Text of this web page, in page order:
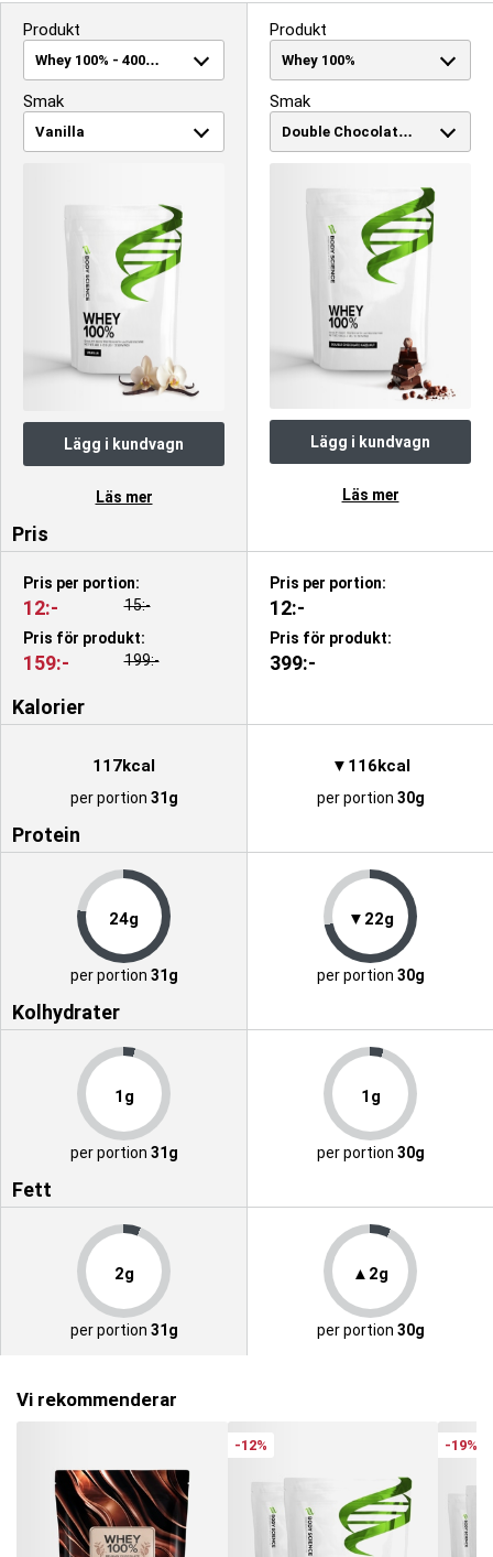
Vassleprotein delas upp i tre olika typer – koncentrat, isolat och
hydrolyserat vassleproteinisolat, mer känt som hydrolysat. Ett
vasslekoncentrat är den mest använda typen. Vasslekoncentrat erbjuder en
hög mängd protein till ett bra pris. Det är ett proteinpulver som passar
majoriteten.
Ett vassleisolat är en renare form av vassleprotein där råvaran har filtrerats i
fler steg och på så vis uppnått en högre proteinhalt och betydligt lägre halt
fett, kolhydrater och laktos. Det finare näringsvärdet återspeglas i priset och
används bland annat av atleter på högre nivå.
I ett hydrolysat har proteinets långa kedjor av aminosyror delvis brutits ner
till kortare och mer lättupptagliga kedjor av aminosyror. Tack vare att
proteinet har delats i mindre beståndsdelar får proteinpulvret ett extremt
snabbt upptag i kroppen och på så vis kan stimulera muskelproteinsyntesen
ännu snabbare.
Läs mer omvassleproteinisolat hydrolyserat vassleproteinisolat
Protein
bidrar till att öka muskelmassan.
Protein bidrar till att bibehålla muskelmassan
Protein bidrar till att bibehålla normal benstomme.
OBS! Viktigt med en mångsidig och balanserad kost och hälsosam
EAN:
Produkt
Smak
Lägg i kundvagn
Läs mer
Produkt
Smak
Lägg i kundvagn
Läs mer
Pris
Pris per portion:
12:-
15:-
Pris för produkt:
159:- 199:-
Pris per portion:
12:-
Pris för produkt:
399:-
Kalorier
117kcal
per portion 31g
▼116kcal
per portion 30g
Protein
24g
per portion 31g
▼22g
per portion 30g
Kolhydrater
1g
per portion 31g
1g
per portion 30g
Fett
2g
per portion 31g
▲2g
per portion 30g
Vi rekommenderar
-12% -19%